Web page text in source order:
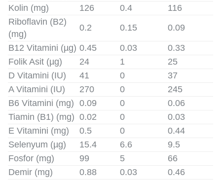
Kolin (mg)
126 0.4
116
Riboflavin (B2)
(mg)
0.2 0.15 0.09
B12 Vitamini (µg) 0.45 0.03
0.33
Folik Asit (µg)
24 1
25
D Vitamini (IU)
41 0
37
A Vitamini (IU)
270 0
245
B6 Vitamini (mg) 0.09 0
0.06
Tiamin (B1) (mg) 0.02 0
0.03
E Vitamini (mg)
0.5 0
0.44
Selenyum (µg)
15.4 6.6
9.5
Fosfor (mg)
99 5
66
Demir (mg)
0.88 0.03
0.46